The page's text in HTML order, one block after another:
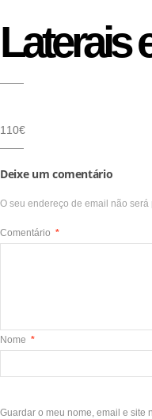
Laterais
110€
Deixe um comentário
O seu endereço de email não será
Comentário *
Nome *
Guardar o meu nome, email e site